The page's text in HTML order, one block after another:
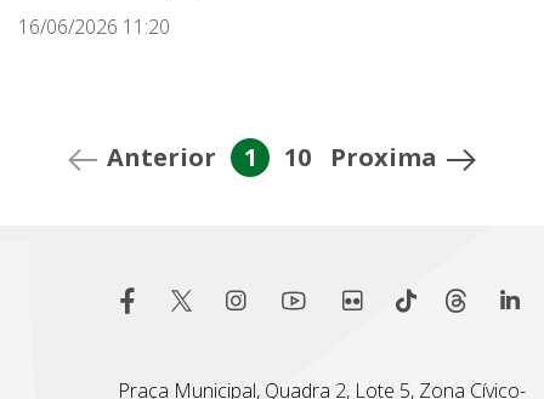
16/06/2026 11:20
Anterior 1 10 Proxima
Praça Municipal, Quadra 2, Lote 5, Zona Cívico-